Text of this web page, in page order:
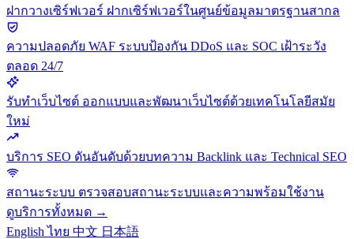
ฝากวางเซิร์ฟเวอร์ ฝากเซิร์ฟเวอร์ในศูนย์ข้อมูลมาตรฐานสากล
ความปลอดภัย WAF ระบบป้องกัน DDoS และ SOC เฝ้าระวัง
ตลอด 24/7
รับทำเว็บไซต์ ออกแบบและพัฒนาเว็บไซต์ด้วยเทคโนโลยีสมัย
ใหม่
บริการ SEO ดันอันดับด้วยบทความ Backlink และ Technical SEO
สถานะระบบ ตรวจสอบสถานะระบบและความพร้อมใช้งาน
ดูบริการทั้งหมด →
Englishไทย 中文 日本語